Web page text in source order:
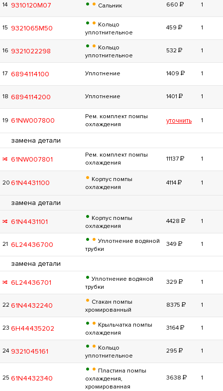
14 9310120M07 Сальник 660 Р 1
15 9321065M50 •• Кольцо
уплотнительное
459 Р 1
16 9321022298 •• Кольцо
уплотнительное
532 Р 1
17 6894114100 Уплотнение 1409 Р 1
18 6894114200 Уплотнение 1401 Р 1
19 61NW007800
Рем. комплект помпы
охлаждения
уточнить 1
замена детали
61NW007801
Рем. комплект помпы
охлаждения
11137 Р 1
20 61N4431100 • Корпус помпы
охлаждения
4114 Р 1
замена детали
61N4431101 • Корпус помпы
охлаждения
4428 Р 1
21 6L24436700 •• Уплотнение водяной
трубки
349 Р 1
замена детали
6L24436701 • Уплотнение водяной
трубки
329 Р 1
22 61N4432240 • Стакан помпы
хромированный
8375 Р 1
23 6H44435202 •• Крыльчатка помпы
охлаждения
3164 Р 1
24 9321045161 •• Кольцо
уплотнительное
295 Р 1
25 61N4432340
•• Пластина помпы
охлаждения,
хромированная
3638 Р 1